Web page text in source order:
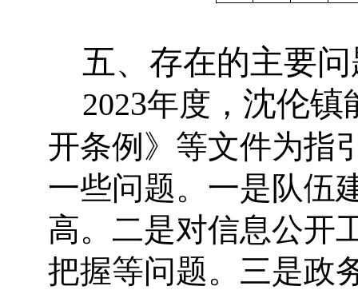
五、存在的主要
2023年度， 沈伦镇
开条例》等文件为指
一些问题。一是队伍
高。二是对信息公开
把握等问题。三是政